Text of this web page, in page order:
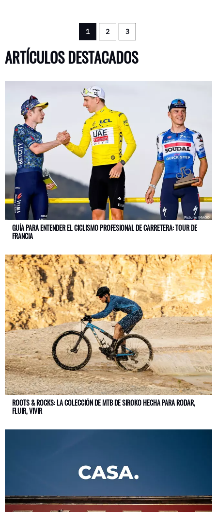
1 2 3
ARTÍCULOS DESTACADOS
GUÍA PARA ENTENDER EL CICLISMO PROFESIONAL DE CARRETERA: TOUR DE
FRANCIA
ROOTS & ROCKS: LA COLECCIÓN DE MTB DE SIROKO HECHA PARA RODAR,
FLUIR, VIVIR